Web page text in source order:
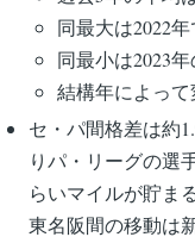
同最大は2022
同最小は2023
結構年によって
セ・パ間格差は約
りパ・リーグの選
らいマイルが貯ま
東名阪間の移動は